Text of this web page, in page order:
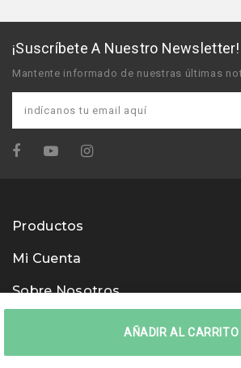
AÑADIR AL CARRITO
¡Suscríbete A Nuestro Newsletter!
Mantente informado de nuestras últimas
Productos
Mi Cuenta
Sobre Nosotros
Usamos métodos de pago